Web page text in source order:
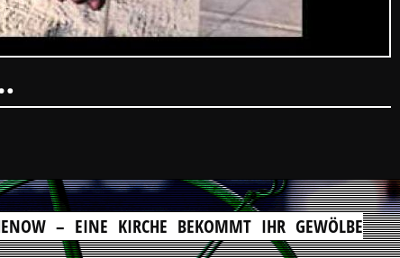
– EINE KIRCHE BEKOMMT IHR GEWÖLBE